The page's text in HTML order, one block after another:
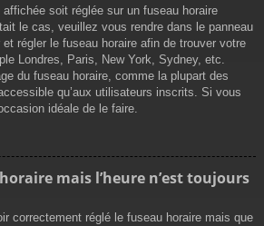
affichée soit réglée sur un fuseau horaire
le cas, veuillez vous rendre dans le panneau
et régler le fuseau horaire afin de trouver votre
Londres, Paris, New York, Sydney, etc.
du fuseau horaire, comme la plupart des
qu’aux utilisateurs inscrits. Si vous
idéale de le faire.
mais l’heure n’est toujours
correctement réglé le fuseau horaire mais que